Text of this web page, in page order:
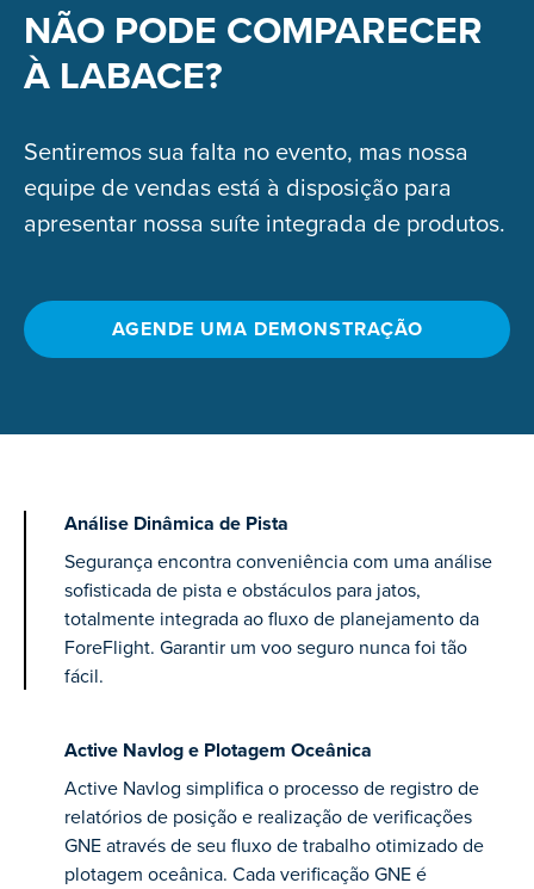
NÃO PODE COMPARECER
À LABACE?
Sentiremos sua falta no evento, mas nossa
equipe de vendas está à disposição para
apresentar nossa suíte integrada de produtos.
AGENDE UMA DEMONSTRAÇÃO
Análise Dinâmica de Pista
Segurança encontra conveniência com uma análise
sofisticada de pista e obstáculos para jatos,
totalmente integrada ao fluxo de planejamento da
ForeFlight. Garantir um voo seguro nunca foi tão
fácil.
Active Navlog e Plotagem Oceânica
Active Navlog simplifica o processo de registro de
relatórios de posição e realização de verificações
GNE através de seu fluxo de trabalho otimizado de
plotagem oceânica. Cada verificação GNE é